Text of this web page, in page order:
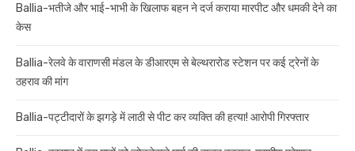
Ballia-भतीजे और भाई-भाभी के खिलाफ बहन ने दर्ज कराया मारपीट और धमकी देने का
केस
Ballia-रेलवे के वाराणसी मंडल के डीआरएम से बेल्थरारोड स्टेशन पर कई ट्रेनों के
ठहराव की मांग
Ballia-पट्टीदारों के झगड़े में लाठी से पीट कर व्यक्ति की हत्या! आरोपी गिरफ्तार